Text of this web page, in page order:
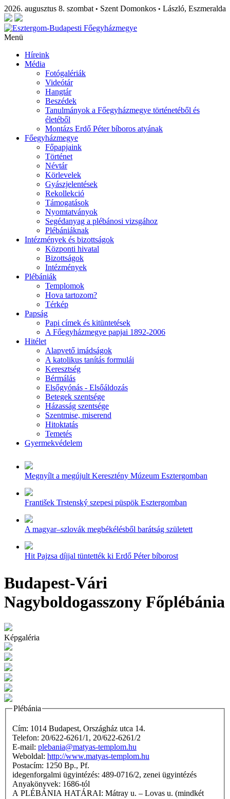
2026. augusztus 8. szombat • Szent Domonkos • László, Eszmeralda
Menü
Híreink
Média
Fotógalériák
Videótár
Hangtár
Beszédek
Tanulmányok a Főegyházmegye történetéből és
életéből
Montázs Erdő Péter bíboros atyának
Főegyházmegye
Főpapjaink
Történet
Névtár
Körlevelek
Gyászjelentések
Rekollekció
Támogatások
Nyomtatványok
Segédanyag a plébánosi vizsgához
Plébániáknak
Intézmények és bizottságok
Központi hivatal
Bizottságok
Intézmények
Plébániák
Templomok
Hova tartozom?
Térkép
Papság
Papi címek és kitüntetések
A Főegyházmegye papjai 1892-2006
Hitélet
Alapvető imádságok
A katolikus tanítás formulái
Keresztség
Bérmálás
Elsőgyónás - Elsőáldozás
Betegek szentsége
Házasság szentsége
Szentmise, miserend
Hitoktatás
Temetés
Gyermekvédelem
Megnyílt a megújult Keresztény Múzeum Esztergomban
František Trstenský szepesi püspök Esztergomban
A magyar–szlovák megbékélésből barátság született
Hit Pajzsa díjjal tüntették ki Erdő Péter bíborost
Budapest-Vári
Nagyboldogasszony Főplébánia
Képgaléria
Plébánia
Cím: 1014 Budapest, Országház utca 14.
Telefon: 20/622-6261/1, 20/622-6261/2
E-mail: plebania@matyas-templom.hu
Weboldal: http://www.matyas-templom.hu
Postacím: 1250 Bp., Pf.
idegenforgalmi ügyintézés: 489-0716/2, zenei ügyintézés
Anyakönyvek: 1686-tól
A PLÉBÁNIA HATÁRAI: Mátray u. – Lovas u. (mindkét